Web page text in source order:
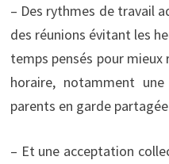
– Des rythmes de travail
des réunions évitant les
temps pensés pour
horaire, notamment
parents en garde
– Et une acceptation